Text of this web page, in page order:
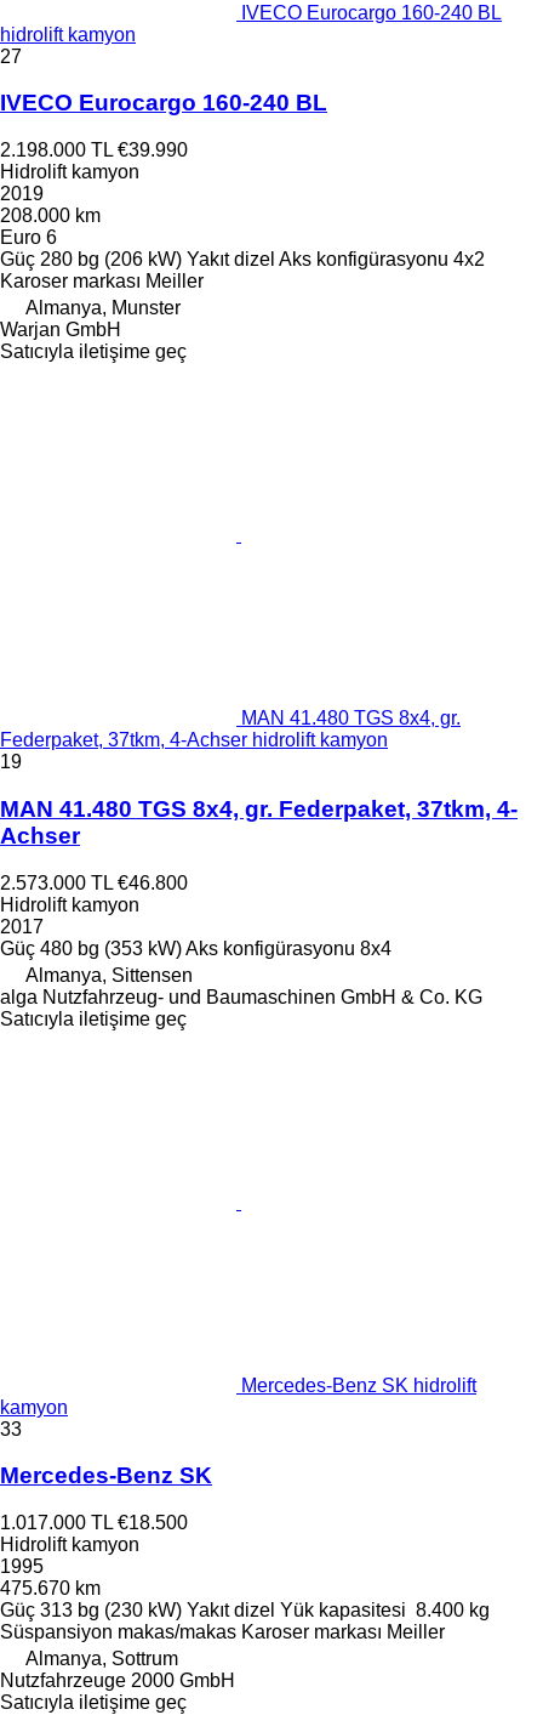
IVECO Eurocargo 160-240 BL
hidrolift kamyon
27
IVECO Eurocargo 160-240 BL
2.198.000 TL €39.990
Hidrolift kamyon
2019
208.000 km
Euro 6
Güç 280 bg (206 kW) Yakıt dizel Aks konfigürasyonu 4x2
Karoser markası Meiller
Almanya, Munster
Warjan GmbH
Satıcıyla iletişime geç
MAN 41.480 TGS 8x4, gr.
Federpaket, 37tkm, 4-Achser hidrolift kamyon
19
MAN 41.480 TGS 8x4, gr. Federpaket, 37tkm, 4-
Achser
2.573.000 TL €46.800
Hidrolift kamyon
2017
Güç 480 bg (353 kW)Aks konfigürasyonu 8x4
Almanya, Sittensen
alga Nutzfahrzeug- und Baumaschinen GmbH & Co. KG
Satıcıyla iletişime geç
Mercedes-Benz SK hidrolift
kamyon
33
Mercedes-Benz SK
1.017.000 TL €18.500
Hidrolift kamyon
1995
475.670 km
Güç 313 bg (230 kW) Yakıt dizel Yük kapasitesi 8.400 kg
Süspansiyon makas/makas Karoser markası Meiller
Almanya, Sottrum
Nutzfahrzeuge 2000 GmbH
Satıcıyla iletişime geç